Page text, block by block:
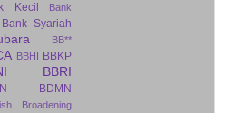
Kecil
Bank
Bank Syariah
BB**
BBHI BBKP
BBRI
BDMN
Broadening